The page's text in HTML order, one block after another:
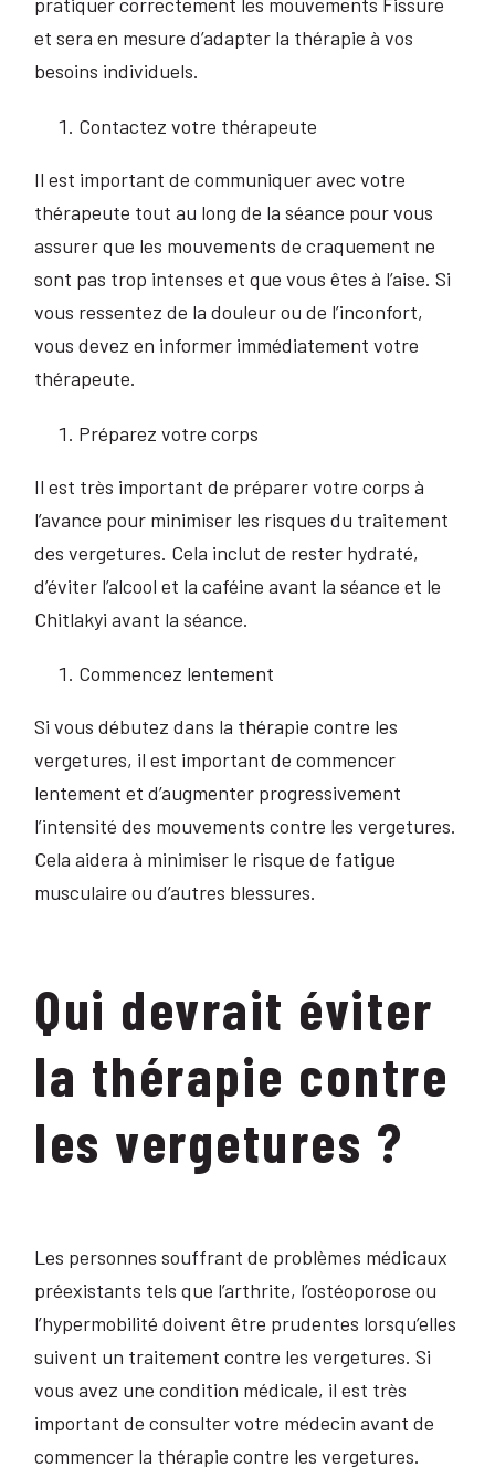
et sera en mesure d’adapter la thérapie à vos
besoins individuels.
Contactez votre thérapeute
Il est important de communiquer avec votre
thérapeute tout au long de la séance pour vous
assurer que les mouvements de craquement ne
sont pas trop intenses et que vous êtes à l’aise. Si
vous ressentez de la douleur ou de l’inconfort,
vous devez en informer immédiatement votre
thérapeute.
Préparez votre corps
Il est très important de préparer votre corps à
l’avance pour minimiser les risques du traitement
des vergetures. Cela inclut de rester hydraté,
d’éviter l’alcool et la caféine avant la séance et le
Chitlakyi avant la séance.
Commencez lentement
Si vous débutez dans la thérapie contre les
vergetures, il est important de commencer
lentement et d’augmenter progressivement
l’intensité des mouvements contre les vergetures.
Cela aidera à minimiser le risque de fatigue
musculaire ou d’autres blessures.
Qui devrait éviter
la thérapie contre
les vergetures ?
Les personnes souffrant de problèmes médicaux
préexistants tels que l’arthrite, l’ostéoporose ou
l’hypermobilité doivent être prudentes lorsqu’elles
suivent un traitement contre les vergetures. Si
vous avez une condition médicale, il est très
important de consulter votre médecin avant de
commencer la thérapie contre les vergetures.